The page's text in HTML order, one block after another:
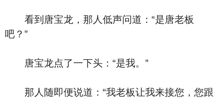
看到唐宝龙，那人低声问道：“是唐老板
吧？”
唐宝龙点了一下头：“是我。”
那人随即便说道：“我老板让我来接您，您跟